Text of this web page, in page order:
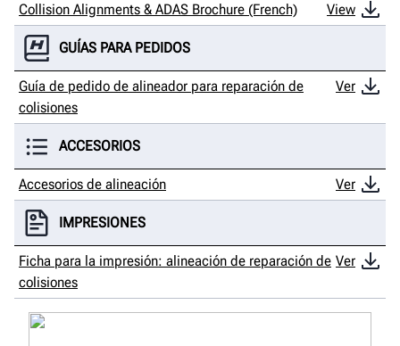
Collision Alignments & ADAS Brochure (French)
View
GUÍAS PARA PEDIDOS
Guía de pedido de alineador para reparación de
colisiones
Ver
ACCESORIOS
Accesorios de alineación Ver
IMPRESIONES
Ficha para la impresión: alineación de reparación de
colisiones
Ver